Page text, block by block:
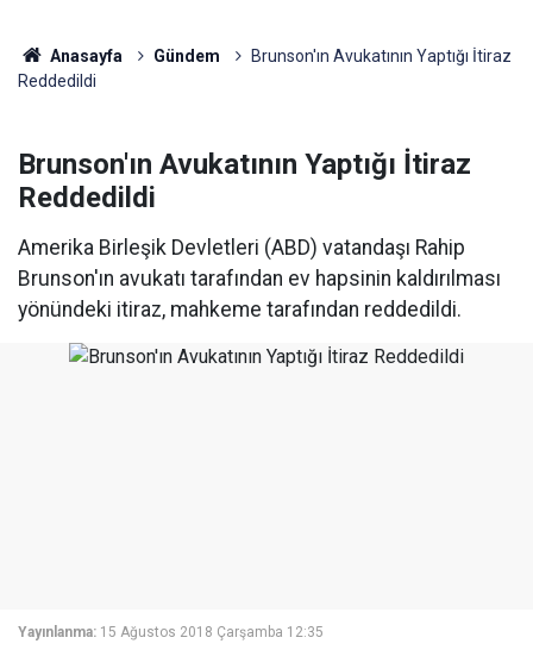
Anasayfa Gündem
Brunson'ın Avukatının Yaptığı İtiraz
Reddedildi
Brunson'ın Avukatının Yaptığı İtiraz
Reddedildi
Amerika Birleşik Devletleri (ABD) vatandaşı Rahip
Brunson'ın avukatı tarafından ev hapsinin kaldırılması
yönündeki itiraz, mahkeme tarafından reddedildi.
Yayınlanma: 15 Ağustos 2018 Çarşamba 12:35